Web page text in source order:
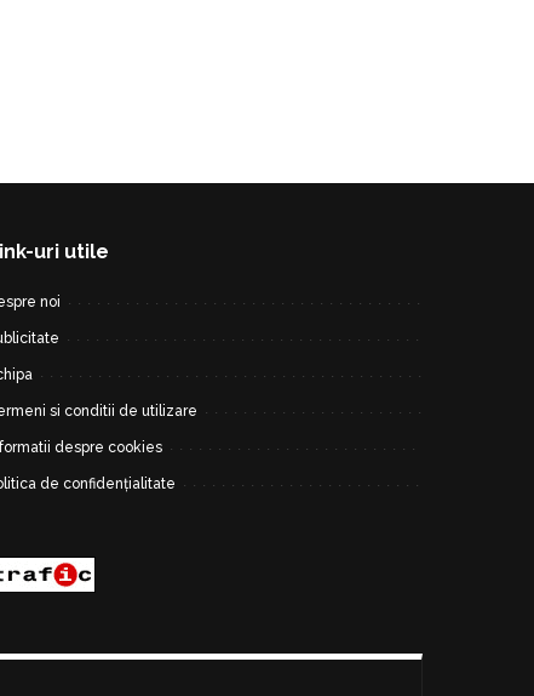
uri utile
noi
si conditii de utilizare
despre cookies
de confidențialitate